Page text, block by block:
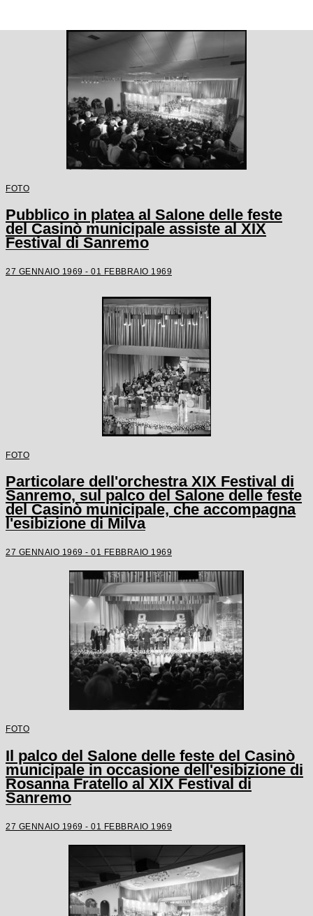
FOTO
Pubblico in platea al Salone delle feste
del Casinò municipale assiste al XIX
Festival di Sanremo
27 GENNAIO 1969 - 01 FEBBRAIO 1969
FOTO
Particolare dell'orchestra XIX Festival di
Sanremo, sul palco del Salone delle feste
del Casinò municipale, che accompagna
l'esibizione di Milva
27 GENNAIO 1969 - 01 FEBBRAIO 1969
FOTO
Il palco del Salone delle feste del Casinò
municipale in occasione dell'esibizione di
Rosanna Fratello al XIX Festival di
Sanremo
27 GENNAIO 1969 - 01 FEBBRAIO 1969